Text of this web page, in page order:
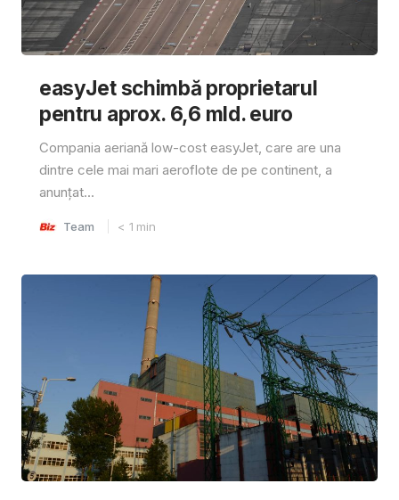
easyJet schimbă proprietarul
pentru aprox. 6,6 mld. euro
Compania aeriană low-cost easyJet, care are una
dintre cele mai mari aeroflote de pe continent, a
anunțat...
Team < 1 min